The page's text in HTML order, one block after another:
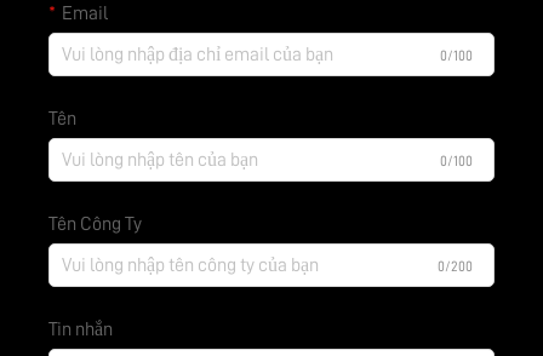
Email
0/100
Tên
0/100
Tên Công Ty
0/200
Tin nhắn